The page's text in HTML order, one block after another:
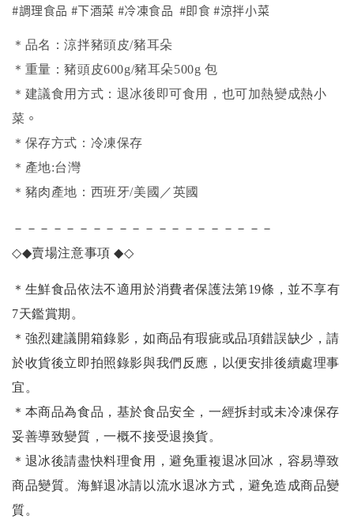
#調理食品 #下酒菜 #冷凍食品 #即食 #涼拌小菜
＊品名：涼拌豬頭皮/豬耳朵
＊重量：豬頭皮600g/豬耳朵500g 包
＊建議食用方式：退冰後即可食用，也可加熱變成熱小
菜 。
＊保存方式：冷凍保存
＊產地:台灣
＊豬肉產地：西班牙/美國／英國
－－－－－－－－－－－－－－－－－－－－
◇◆賣場注意事項◆◇
＊生鮮食品依法不適用於消費者保護法第19條，並不享有
7天鑑賞期。
＊強烈建議開箱錄影，如商品有瑕疵或品項錯誤缺少，請
於收貨後立即拍照錄影與我們反應，以便安排後續處理事
宜。
＊本商品為食品，基於食品安全，一經拆封或未冷凍保存
妥善導致變質，一概不接受退換貨。
＊退冰後請盡快料理食用，避免重複退冰回冰，容易導致
商品變質。海鮮退冰請以流水退冰方式，避免造成商品變
質。